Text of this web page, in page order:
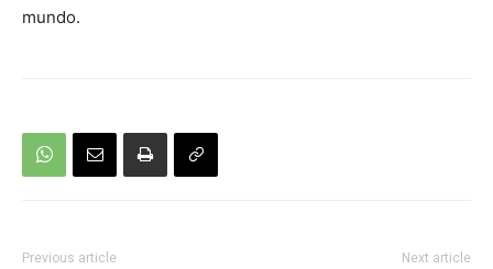
mundo.
Previous article Next article